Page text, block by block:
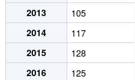
2013
105
2014
117
2015
128
2016
125